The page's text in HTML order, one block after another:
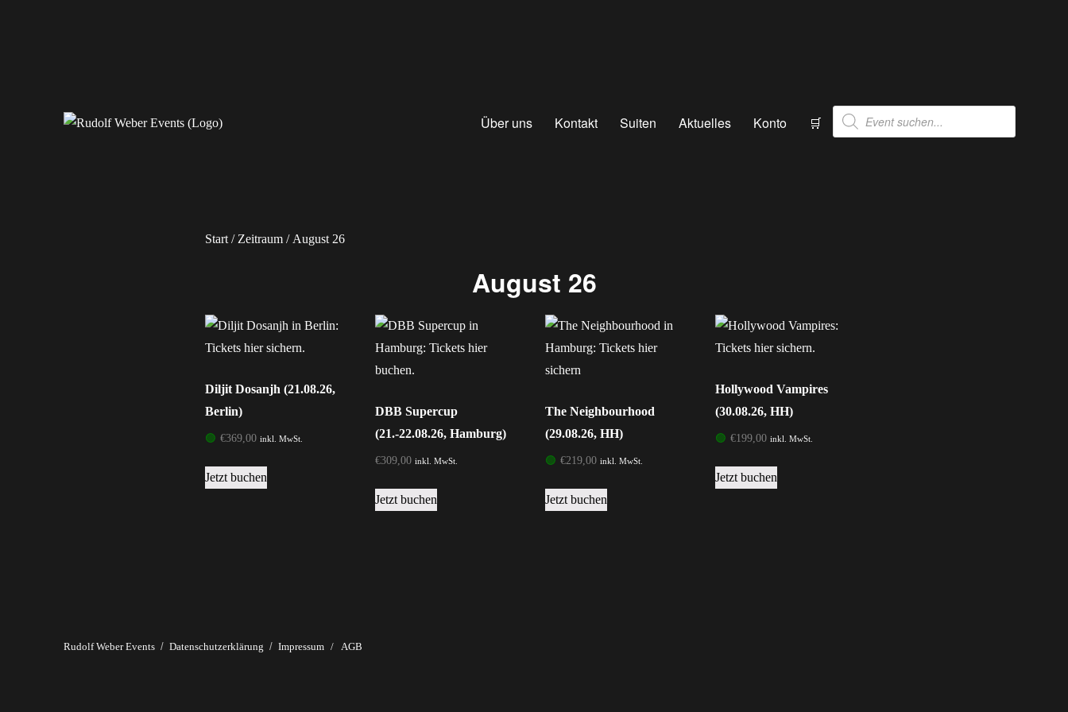
Über uns Kontakt Suiten Aktuelles Konto 🛒
Products
search
Start/ Zeitraum/ August 26
August 26
Diljit Dosanjh (21.08.26,
Berlin)
🟢 €369,00 inkl. MwSt.
Jetzt buchen
DBB Supercup
(21.-22.08.26, Hamburg)
€309,00 inkl. MwSt.
Jetzt buchen
The Neighbourhood
(29.08.26, HH)
🟢 €219,00 inkl. MwSt.
Jetzt buchen
Hollywood Vampires
(30.08.26, HH)
🟢 €199,00 inkl. MwSt.
Jetzt buchen
Rudolf Weber Events Datenschutzerklärung Impressum / AGB